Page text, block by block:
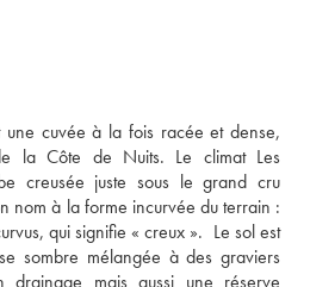
une cuvée à la fois racée et dense,
la Côte de Nuits. Le climat Les
creusée juste sous le grand cru
nom à la forme incurvée du terrain :
qui signifie « creux ».  Le sol est
sombre mélangée à des graviers
drainage mais aussi une réserve